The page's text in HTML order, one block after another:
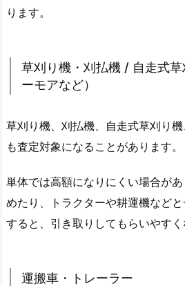
ります。
草刈り機・刈払機 / 自走式
ーモアなど）
草刈り機、刈払機、自走式草刈り
も査定対象になることがあります。
単体では高額になりにくい場合が
めたり、トラクターや耕運機など
すると、引き取りしてもらいやすく
運搬車・トレーラー